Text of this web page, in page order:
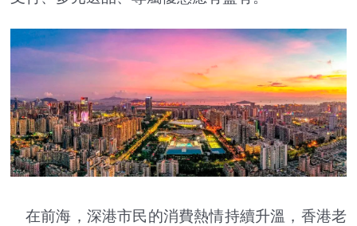
在前海，深港市民的消費熱情持續升溫，香港老